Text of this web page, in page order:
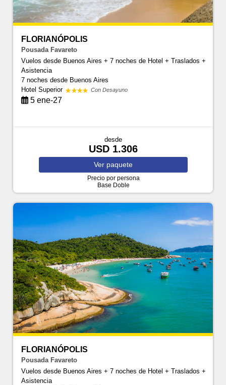
FLORIANÓPOLIS
Pousada Favareto
Vuelos desde Buenos Aires + 7 noches de Hotel + Traslados +
Asistencia
7 nochesdesde Buenos Aires
Hotel Superior
Con Desayuno
5 ene-27
desde
USD 1.306
Ver paquete
Precio por persona
Base Doble
FLORIANÓPOLIS
Pousada Favareto
Vuelos desde Buenos Aires + 7 noches de Hotel + Traslados +
Asistencia